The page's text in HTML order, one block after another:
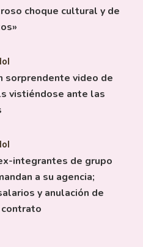
choque cultural y de
sorprendente video de
vistiéndose ante las
integrantes de grupo
a su agencia;
y anulación de